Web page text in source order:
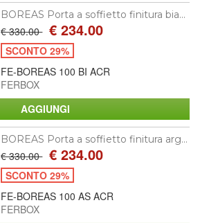
BOREAS Porta a soffietto finitura bia...
€ 330.00 € 234.00
SCONTO 29%
FE-BOREAS 100 BI ACR
FERBOX
BOREAS Porta a soffietto finitura arg...
€ 330.00 € 234.00
SCONTO 29%
FE-BOREAS 100 AS ACR
FERBOX